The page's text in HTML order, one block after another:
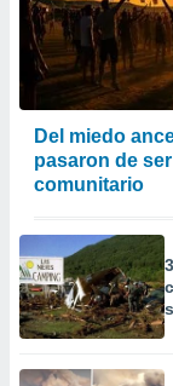
e
mediante
publicidad
publicidad
1199
Del miedo
pasaron de
comunitario